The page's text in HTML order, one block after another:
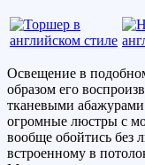
Освещение в
образом его
тканевыми
огромные люстры с
вообще обойтись без
встроенному в